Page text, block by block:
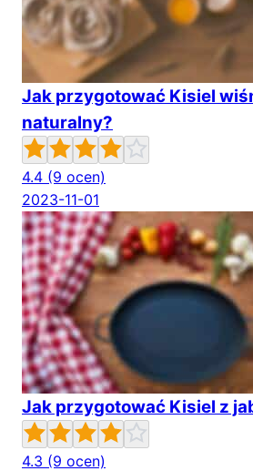
Jak przygotować Kisiel
naturalny?
4.4 (9 ocen)
2023-11-01
Jak przygotować Kisiel z
4.3 (9 ocen)